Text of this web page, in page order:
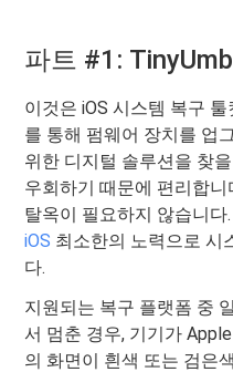
파트 #1:
이것은 iOS 시스템 복구
를 통해 펌웨어 장치를 업
위한 디지털 솔루션을 찾
우회하기 때문에 편리합
탈옥이 필요하지 않습니
iOS 최소한의 노력으로 시
다.
지원되는 복구 플랫폼 중
서 멈춘 경우, 기기가
의 화면이 흰색 또는 검은